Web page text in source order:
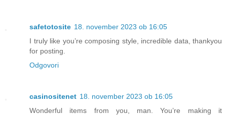
safetotosite 18. november 2023 ob 16:05
I truly like you’re composing style, incredible data, thankyou
for posting.
Odgovori
casinositenet 18. november 2023 ob 16:05
Wonderful items from you, man. You’re making it